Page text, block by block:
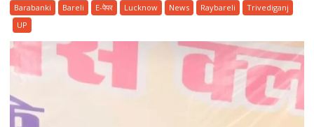
सम्मेलन
42
वर्षों
तक
अपनी
Barabanki Bareli E-पेपर Lucknow News Raybareli
Trivediganj
UP